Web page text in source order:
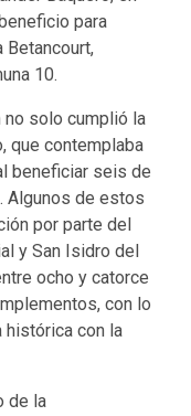
para
Betancourt,
10.
no solo cumplió la
que contemplaba
beneficiar seis de
Algunos de estos
por parte del
y San Isidro del
ocho y catorce
con lo
histórica con la
de la